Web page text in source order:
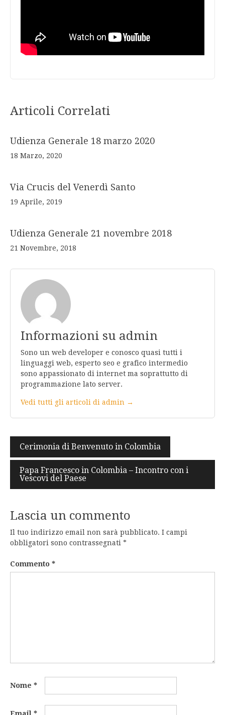
Articoli Correlati
Udienza Generale 18 marzo 2020
18 Marzo, 2020
Via Crucis del Venerdì Santo
19 Aprile, 2019
Udienza Generale 21 novembre 2018
21 Novembre, 2018
Informazioni su admin
Sono un web developer e conosco quasi tutti i
linguaggi web, esperto seo e grafico intermedio
sono appassionato di internet ma soprattutto di
programmazione lato server.
Vedi tutti gli articoli di admin →
Navigazione
articoli
Cerimonia di Benvenuto in Colombia
Papa Francesco in Colombia – Incontro con i
Vescovi del Paese
Lascia un commento
Il tuo indirizzo email non sarà pubblicato. I campi
obbligatori sono contrassegnati *
Commento *
Nome *